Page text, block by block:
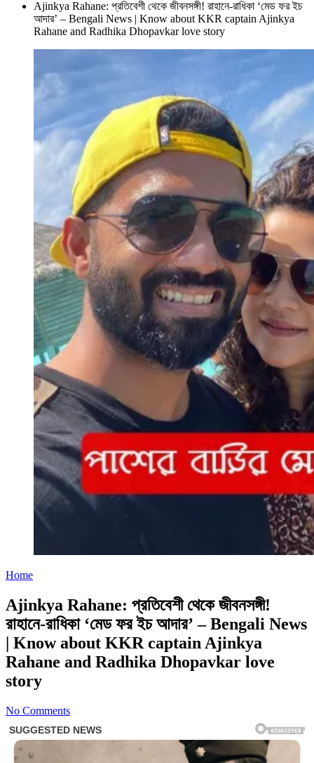
Ajinkya Rahane: প্রতিবেশী থেকে জীবনসঙ্গী! রাহানে-রাধিকা ‘মেড ফর ইচ
আদার’ – Bengali News | Know about KKR captain Ajinkya
Rahane and Radhika Dhopavkar love story
Home
Ajinkya Rahane: প্রতিবেশী থেকে জীবনসঙ্গী!
রাহানে-রাধিকা ‘মেড ফর ইচ আদার’ – Bengali News
| Know about KKR captain Ajinkya
Rahane and Radhika Dhopavkar love
story
No Comments